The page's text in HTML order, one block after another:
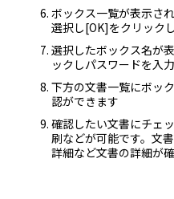
ボックス一覧が表示さ
選択し[OK]をクリックし
選択したボックス名が
ックしパスワードを入
下方の文書一覧にボッ
認ができます
確認したい文書にチェ
刷などが可能です。文
詳細など文書の詳細が